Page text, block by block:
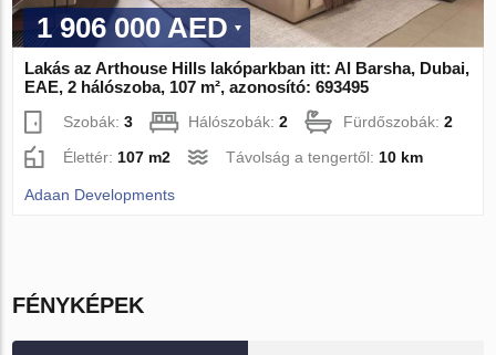
1 906 000 AED
Lakás az Arthouse Hills lakóparkban itt: Al Barsha, Dubai,
EAE, 2 hálószoba, 107 m², azonosító: 693495
Szobák:3 Hálószobák:2 Fürdőszobák:2
Élettér: 107 m2 Távolság a tengertől: 10 km
Adaan Developments
FÉNYKÉPEK